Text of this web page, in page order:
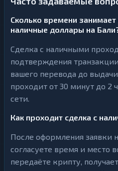
Сколько времени
наличные доллары на
Сделка с наличными
подтверждения
вашего перевода до
проходит от 30 минут до 2
сети.
Как проходит сделка с
После оформления заявки
согласуете время и место
передаёте крипту,